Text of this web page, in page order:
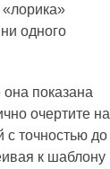
«лорика»
одного
показана
очертите на
с точностью до
к шаблону